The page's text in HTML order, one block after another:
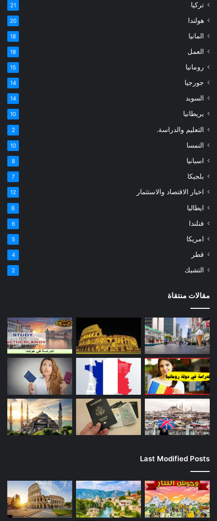
تركيا 21
هولندا 20
المانيا 18
العمل 18
رومانيا 15
جورجيا 14
السويد 14
بريطانيا 10
التعليم والدراسة. 2
النمسا 10
اسبانيا 8
بلجيكا 7
اخبار الاقتصاد والاستثمار 12
ايطاليا 6
فنلندا 6
امريكا 5
قطر 4
التشيك 2
مقالات منتقاة
Last Modified Posts